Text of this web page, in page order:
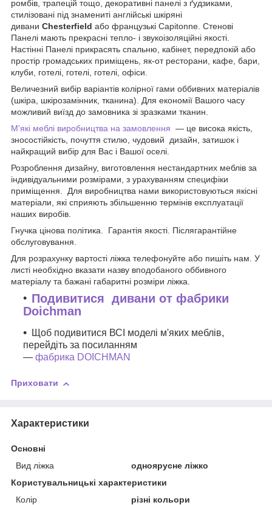
ромбів, трапецій тощо, декоративні панелі з ґудзиками,
стилізовані під знамениті англійські шкіряні
дивани Chesterfield або французькі Capitonne. Стенові
Панелі мають прекрасні тепло- і звукоізоляційні якості.
Настінні Панелі прикрасять спальню, кабінет, передпокій або
простір громадських приміщень, як-от ресторани, кафе, бари,
клуби, готелі, готелі, готелі, офіси.
Величезний вибір варіантів колірної гами оббивних матеріалів
(шкіра, шкірозамінник, тканина). Для економії Вашого часу
можливий виїзд до замовника зі зразками тканин.
М'які меблі виробництва на замовлення — це висока якість,
зносостійкість, почуття стилю, чудовий дизайн, затишок і
найкращий вибір для Вас і Вашої оселі.
Розроблення дизайну, виготовлення нестандартних меблів за
індивідуальними розмірами, з урахуванням специфіки
приміщення. Для виробництва нами використовуються якісні
матеріали, які сприяють збільшенню термінів експлуатації
наших виробів.
Гнучка цінова політика. Гарантія якості. Післягарантійне
обслуговування.
Для розрахунку вартості ліжка телефонуйте або пишіть нам. У
листі необхідно вказати назву вподобаного оббивного
матеріалу та бажані габаритні розміри ліжка.
Подивитися дивани от фабрики
Doichman
Щоб подивитися ВСІ моделі м'яких меблів,
перейдіть за посиланням
— фабрика DOICHMAN
Приховати
Характеристики
Основні
Вид ліжка
одноярусне ліжко
Користувальницькі характеристики
Колір
різні кольори